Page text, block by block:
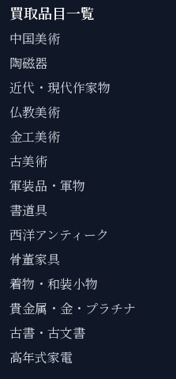
買取品目一覧
中国美術
陶磁器
近代・現代作家物
仏教美術
金工美術
古美術
軍装品・軍物
書道具
西洋アンティーク
骨董家具
着物・和装小物
貴金属・金・プラチナ
古書・古文書
高年式家電